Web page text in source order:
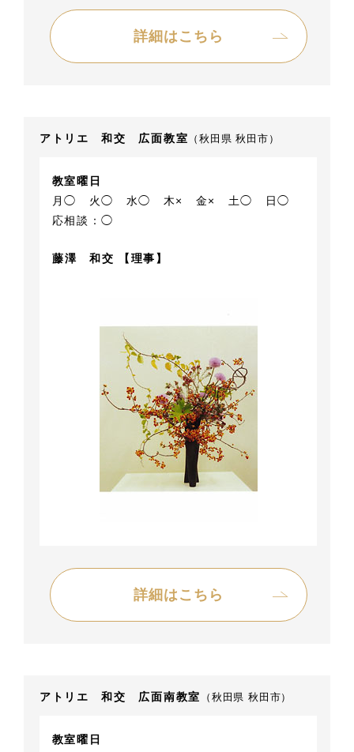
詳細はこちら
アトリエ 和交 広面教室 （秋田県 秋田市）
教室曜日
月◯
火◯ 水◯ 木× 金× 土◯
日◯
応相談：◯
藤澤 和交 【理事】
詳細はこちら
アトリエ 和交 広面南教室 （秋田県 秋田市）
教室曜日